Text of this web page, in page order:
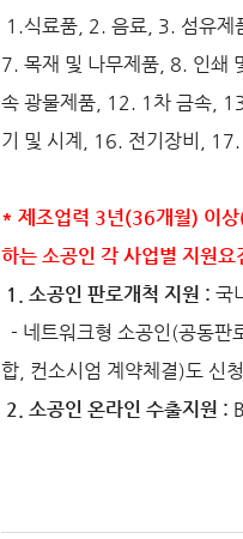
1.식료품, 2. 음료, 3. 섬유제
7. 목재 및 나무제품, 8. 인쇄
속 광물제품, 12. 1차 금속,
기 및 시계, 16. 전기장비,
* 제조업력 3년(36개월) 이상
하는 소공인 각 사업별 지원
1. 소공인 판로개척 지원 : 국
- 네트워크형 소공인(공동판
합, 컨소시엄 계약체결)도 신
2. 소공인 온라인 수출지원 :